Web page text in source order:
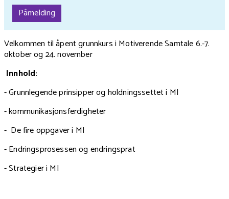
Påmelding
Velkommen til åpent grunnkurs i Motiverende Samtale 6.-7.
oktober og 24. november
Innhold:
- Grunnlegende prinsipper og holdningssettet i MI
- kommunikasjonsferdigheter
- De fire oppgaver i MI
- Endringsprosessen og endringsprat
- Strategier i MI